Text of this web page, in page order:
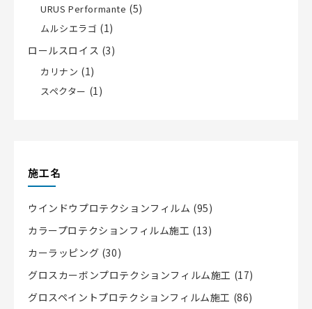
URUS Performante (5)
ムルシエラゴ (1)
ロールスロイス (3)
カリナン (1)
スペクター (1)
施工名
ウインドウプロテクションフィルム (95)
カラープロテクションフィルム施工 (13)
カーラッピング (30)
グロスカーボンプロテクションフィルム施工 (17)
グロスペイントプロテクションフィルム施工 (86)